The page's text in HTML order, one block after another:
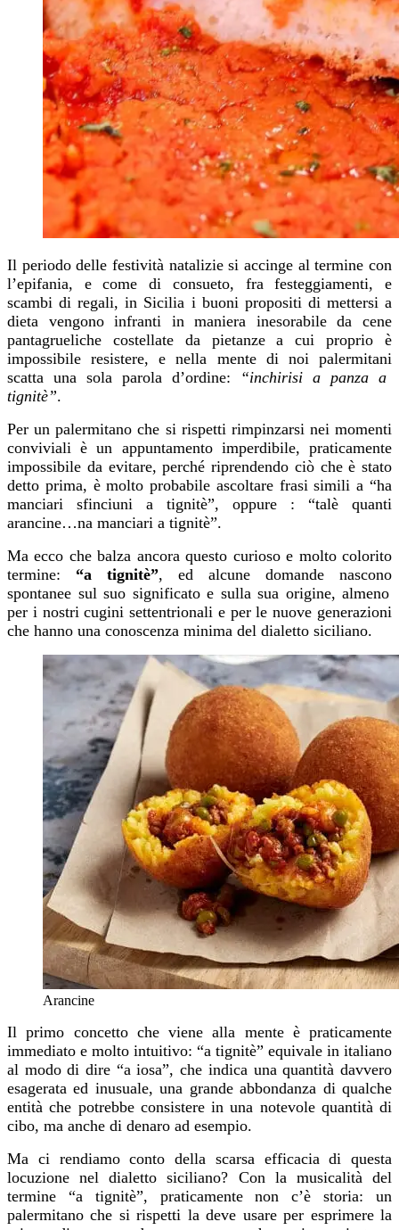
Il periodo delle festività nataliziesi accinge al terminecon
l’epifania, e come di consueto, fra festeggiamenti, e
scambi di regali, in Sicilia i buoni propositi di mettersi a
dieta vengono infranti in maniera inesorabile da cene
pantagrueliche costellate da pietanze a cui proprio è
impossibile resistere, e nella mente di noi palermitani
scatta una sola parola d’ordine: “inchirisi a panza a
tignitè”.
Per un palermitano che si rispetti rimpinzarsi nei momenti
conviviali è un appuntamento imperdibile, praticamente
impossibile da evitare, perché riprendendo ciò che è stato
detto prima, è molto probabile ascoltare frasi simili a “ha
manciari sfinciuni a tignitè”, oppure : “talè quanti
arancine…na manciari a tignitè”.
Ma ecco che balza ancora questo curiosoe molto colorito
termine: “a tignitè”, ed alcune domande nascono
spontanee sul suo significato e sulla sua origine, almeno
per i nostri cugini settentrionali e per le nuove generazioni
che hanno una conoscenza minima del dialetto siciliano.
Arancine
Il primo concetto che viene alla mente è praticamente
immediato e molto intuitivo: “a tignitè” equivale in italiano
al modo di dire “a iosa”, che indica una quantità davvero
esagerata ed inusuale, una grande abbondanza di qualche
entità che potrebbe consistere in una notevole quantità di
cibo, ma anche di denaro ad esempio.
Ma ci rendiamo conto della scarsa efficacia di questa
locuzione nel dialetto siciliano? Con la musicalità del
termine “a tignitè”, praticamente non c’è storia: un
palermitano che si rispetti la deve usareper esprimere la